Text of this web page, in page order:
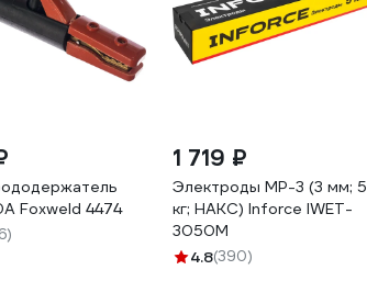
Foxweld 4474
1 719 ₽
Электроды МР-3 (3 мм; 5
кг; НАКС) Inforce IWET-
3050M
4.8(390)